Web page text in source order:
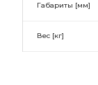
Габариты [мм]
Вес [кг]